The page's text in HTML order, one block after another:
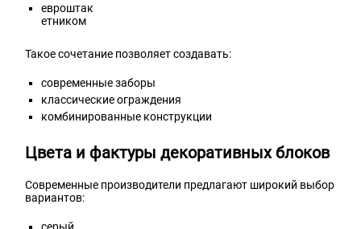
евроштак
етником
Такое сочетание позволяет создавать:
современные заборы
классические ограждения
комбинированные конструкции
Цвета и фактуры декоративных блоков
Современные производители предлагают широкий выбор
вариантов: